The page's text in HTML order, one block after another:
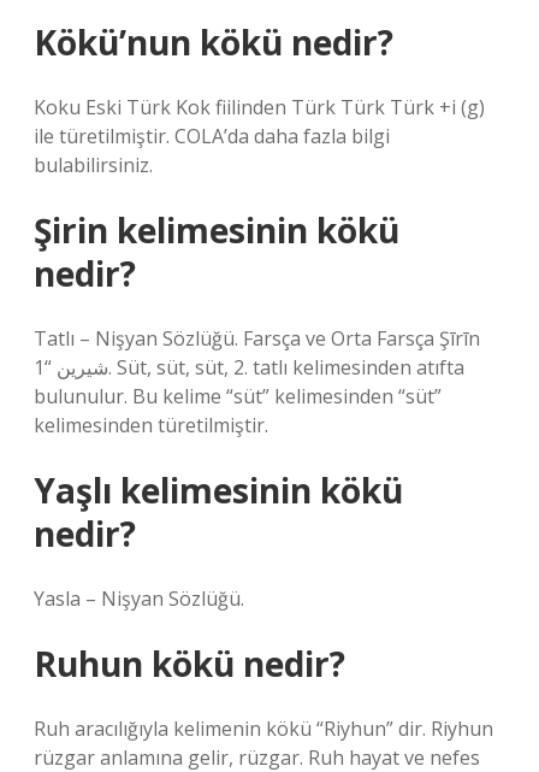
Kökü’nun kökü nedir?
Koku Eski Türk Kok fiilinden Türk Türk Türk +i (g)
ile türetilmiştir. COLA’da daha fazla bilgi
bulabilirsiniz.
Şirin kelimesinin kökü
nedir?
Tatlı – Nişyan Sözlüğü. Farsça ve Orta Farsça Şīrīn
شیرین “1. Süt, süt, süt, 2. tatlı kelimesinden atıfta
bulunulur. Bu kelime “süt” kelimesinden “süt”
kelimesinden türetilmiştir.
Yaşlı kelimesinin kökü
nedir?
Yasla – Nişyan Sözlüğü.
Ruhun kökü nedir?
Ruh aracılığıyla kelimenin kökü “Riyhun” dir. Riyhun
rüzgar anlamına gelir, rüzgar. Ruh hayat ve nefes